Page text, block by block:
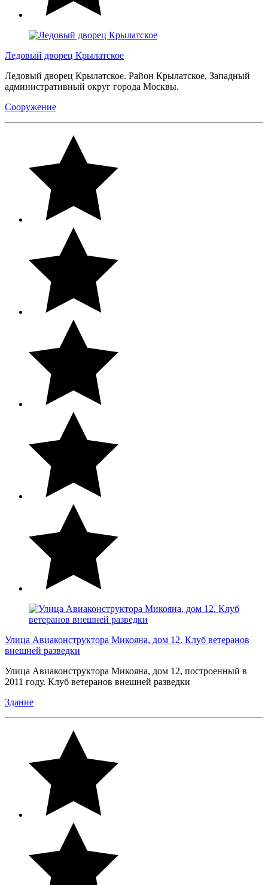
Ледовый дворец Крылатское
Ледовый дворец Крылатское. Район Крылатское, Западный
административный округ города Москвы.
Сооружение
Улица Авиаконструктора Микояна, дом 12. Клуб ветеранов
внешней разведки
Улица Авиаконструктора Микояна, дом 12, построенный в
2011 году. Клуб ветеранов внешней разведки
Здание